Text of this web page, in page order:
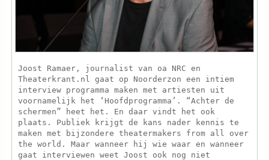
Joost Ramaer, journalist van oa NRC en
Theaterkrant.nl gaat op Noorderzon een intiem
interview programma maken met artiesten uit
voornamelijk het ‘Hoofdprogramma’. “Achter de
schermen” heet het. En daar vindt het ook
plaats. Publiek krijgt de kans nader kennis te
maken met bijzondere theatermakers from all over
the world. Maar wanneer hij wie waar en wanneer
gaat interviewen weet Joost ook nog niet